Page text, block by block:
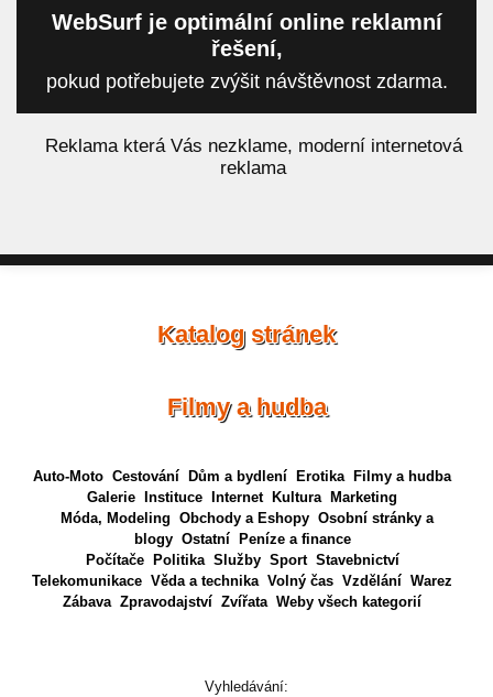
WebSurf je optimální online reklamní
řešení,
pokud potřebujete zvýšit návštěvnost zdarma.
Reklama která Vás nezklame, moderní internetová
reklama
Katalog stránek
Filmy a hudba
Auto-Moto Cestování Dům a bydlení Erotika
Filmy a hudba
Galerie
Instituce Internet Kultura
Marketing
Móda, Modeling Obchody a Eshopy Osobní stránky a
blogy Ostatní
Peníze a finance
Počítače
Politika Služby Sport Stavebnictví
Telekomunikace Věda a technika Volný čas Vzdělání Warez
Zábava Zpravodajství Zvířata Weby všech kategorií
Vyhledávání: